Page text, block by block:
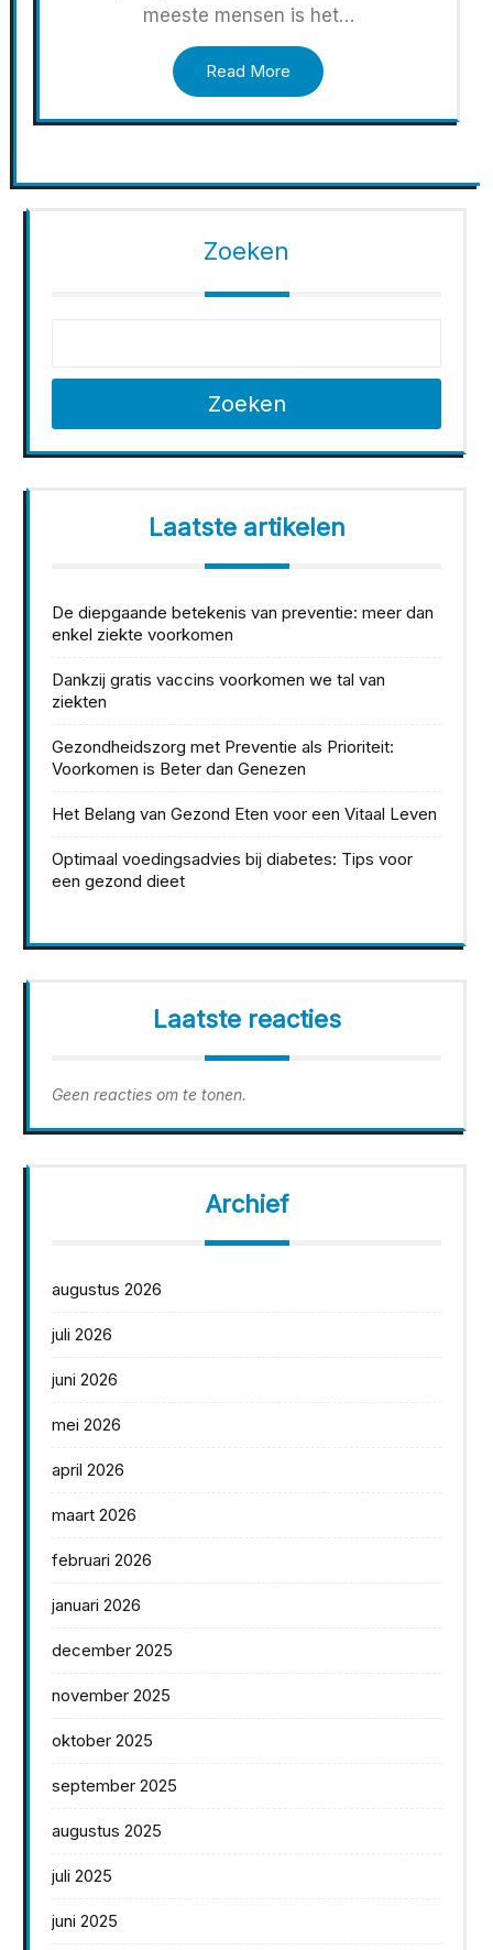
meeste mensen is het…
Read More
Zoeken
Zoeken
Laatste artikelen
De diepgaande betekenis van preventie: meer dan
enkel ziekte voorkomen
Dankzij gratis vaccins voorkomen we tal van
ziekten
Gezondheidszorg met Preventie als Prioriteit:
Voorkomen is Beter dan Genezen
Het Belang van Gezond Eten voor een Vitaal Leven
Optimaal voedingsadvies bij diabetes: Tips voor
een gezond dieet
Laatste reacties
Geen reacties om te tonen.
Archief
augustus 2026
juli 2026
juni 2026
mei 2026
april 2026
maart 2026
februari 2026
januari 2026
december 2025
november 2025
oktober 2025
september 2025
augustus 2025
juli 2025
juni 2025